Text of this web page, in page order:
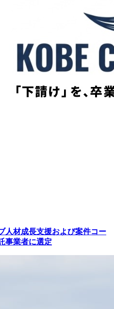
人材成長支援および案件コー
事業者に選定